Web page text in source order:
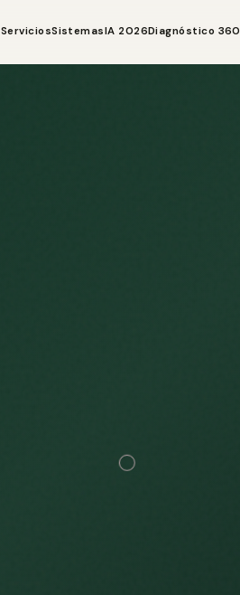
ServiciosSistemasIA 2026Diagnóstico 360